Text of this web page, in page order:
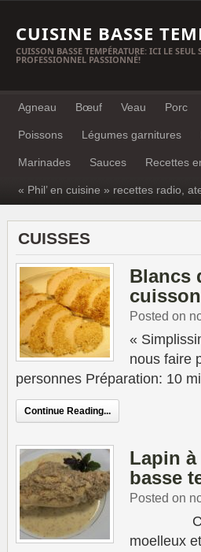
CUISINE BASSE
CUISSON BASSE TEMPÉRATURE: ICI LE SEUL
PROFESSIONNEL PASSIONNÉ!
Agneau Bœuf Veau Porc
Poissons Légumes garnitures
Marinades Sauces Recettes
« Phil’ en cuisine » recettes radio,
CUISSES
Blancs
Posted on
«
nous
personnes Préparation: 10
Continue Reading...
Lapin à
basse
Posted on
Cette
moelleux